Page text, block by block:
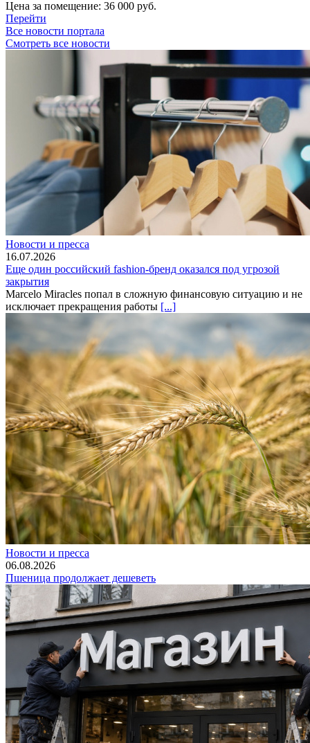
Цена за помещение: 36 000 руб.
Перейти
Все новости портала
Смотреть все новости
Новости и пресса
16.07.2026
Еще один российский fashion-бренд оказался под угрозой
закрытия
Marcelo Miracles попал в сложную финансовую ситуацию и не
исключает прекращения работы [...]
Новости и пресса
06.08.2026
Пшеница продолжает дешеветь